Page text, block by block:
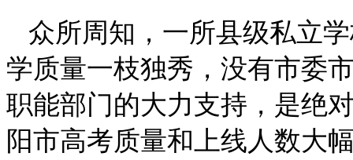
众所周知，一所县级私立
学质量一枝独秀，没有市委
职能部门的大力支持，是绝
阳市高考质量和上线人数大